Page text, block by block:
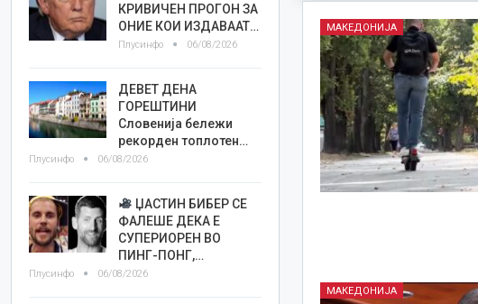
МАКЕДОНИЈА
МАКЕДОНИЈА
КРИВИЧЕН ПРОГОН ЗА
ОНИЕ КОИ ИЗДАВААТ…
Плусинфо 06/08/2026
ДЕВЕТ ДЕНА
ГОРЕШТИНИ
Словенија бележи
рекорден топлотен…
Плусинфо 06/08/2026
ЏАСТИН БИБЕР СЕ
ФАЛЕШЕ ДЕКА Е
СУПЕРИОРЕН ВО
ПИНГ-ПОНГ,…
Плусинфо 06/08/2026